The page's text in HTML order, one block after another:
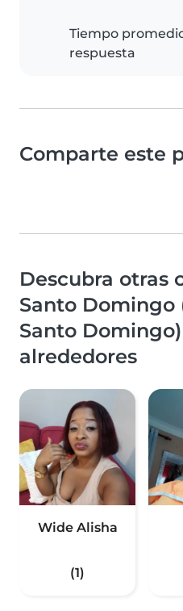
Tiempo
respuesta
Comparte este
Descubra otras
Santo Domingo
Santo
alrededores
Wide Alisha
(1)